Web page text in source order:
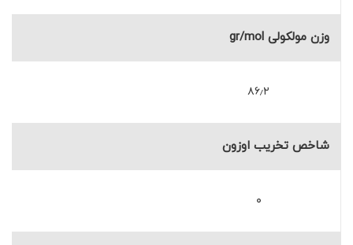
وزن مولکولی gr/mol
۸۶٫۲
شاخص تخریب اوزون
۰